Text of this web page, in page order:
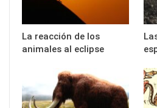
La reacción de los
animales al eclipse